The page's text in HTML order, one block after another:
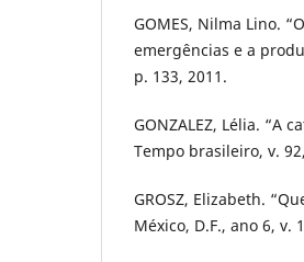
GOMES, Nilma Lino.
emergências e a
p. 133, 2011.
GONZALEZ, Lélia. “A
Tempo brasileiro, v.
GROSZ, Elizabeth.
México, D.F., ano 6, v.